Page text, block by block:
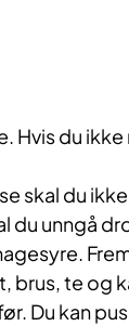
Hvis du
skal du
du unngå
te og
Du kan